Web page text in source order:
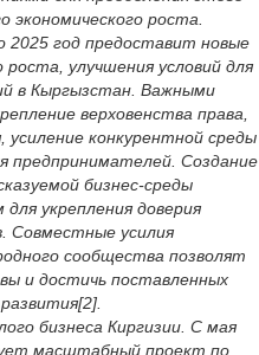
экономического роста.
год предоставит новые
улучшения условий для
в Кыргызстан. Важными
верховенства права,
усиление конкурентной среды
предпринимателей. Создание
бизнес-среды
укрепления доверия
Совместные усилия
сообщества позволят
и достичь поставленных
бизнеса Киргизии. С мая
масштабный проект по